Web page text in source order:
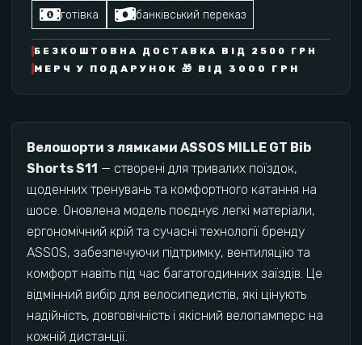
готівка банківський переказ
БЕЗКОШТОВНА ДОСТАВКА ВІД 2500 ГРН
МЕРЧ У ПОДАРУНОК 🎁 ВІД 3000 ГРН
Велошорти з лямками ASSOS MILLE GT Bib
Shorts S11 — створені для тривалих поїздок,
щоденних тренувань та комфортного катання на
шосе. Оновлена модель поєднує легкі матеріали,
ергономічний крій та сучасні технології бренду
ASSOS, забезпечуючи підтримку, вентиляцію та
комфорт навіть під час багатогодинних заїздів. Це
відмінний вибір для велосипедистів, які цінують
надійність, довговічність і якісний велопамперс на
кожній дистанції.